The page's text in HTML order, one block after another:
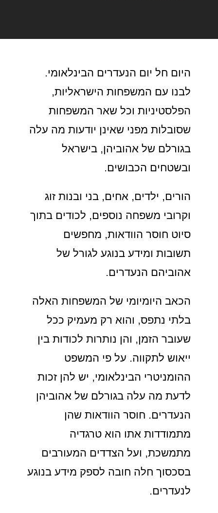
היום חל יום הנעדרים הבינלאומי.
לבנו עם המשפחות הישראליות,
הפלסטיניות וכל שאר המשפחות
שסובלות מפני שאינן יודעות מה עלה
בגורלם של אהוביהן, בישראל
ובשטחים הכבושים.
הורים, ילדים, אחים, בני ובנות זוג
וקרובי משפחה נוספים, לכודים בתוך
סיוט חוסר הוודאות, מחפשים
תשובות ומידע בנוגע לגורל של
אהוביהם הנעדרים.
הכאב היומיומי של המשפחות האלה
בלתי נתפס, והוא רק מעמיק ככל
שעובר הזמן, והן נותרות לכודות בין
ייאוש לתקווה. על פי המשפט
ההומניטרי הבינלאומי, יש להן זכות
לדעת מה עלה בגורלם של אהוביהן
הנעדרים. חוסר הוודאות שהן
מתמודדות אתו הוא טרגדיה
מתמשכת, ועל הצדדים המעורבים
בסכסוך חלה חובה לספק מידע בנוגע
לנעדרים.